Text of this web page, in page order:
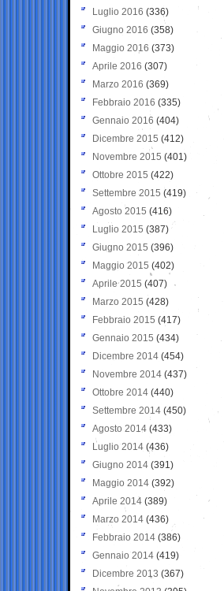
Luglio 2016 (336)
Giugno 2016 (358)
Maggio 2016 (373)
Aprile 2016 (307)
Marzo 2016 (369)
Febbraio 2016 (335)
Gennaio 2016 (404)
Dicembre 2015 (412)
Novembre 2015 (401)
Ottobre 2015 (422)
Settembre 2015 (419)
Agosto 2015 (416)
Luglio 2015 (387)
Giugno 2015 (396)
Maggio 2015 (402)
Aprile 2015 (407)
Marzo 2015 (428)
Febbraio 2015 (417)
Gennaio 2015 (434)
Dicembre 2014 (454)
Novembre 2014 (437)
Ottobre 2014 (440)
Settembre 2014 (450)
Agosto 2014 (433)
Luglio 2014 (436)
Giugno 2014 (391)
Maggio 2014 (392)
Aprile 2014 (389)
Marzo 2014 (436)
Febbraio 2014 (386)
Gennaio 2014 (419)
Dicembre 2013 (367)